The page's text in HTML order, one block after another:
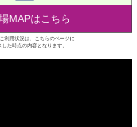
MAPはこちら
利用状況は、こちらのページに
した時点の内容となります。